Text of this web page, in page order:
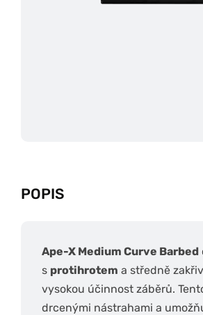
POPIS
Ape-X Medium Curve Barbed
s protihrotem a středně
vysokou účinnost záběrů.
drcenými nástrahami a